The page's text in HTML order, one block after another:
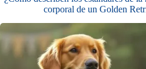
corporal de un Golden